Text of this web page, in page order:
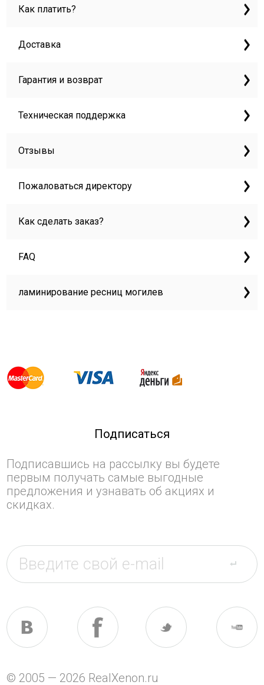
Как платить?
Доставка
Гарантия и возврат
Техническая поддержка
Отзывы
Пожаловаться директору
Как сделать заказ?
FAQ
ламинирование ресниц могилев
Подписаться
Подписавшись на рассылку вы будете
первым получать самые выгодные
предложения и узнавать об акциях и
скидках.
© 2005 — 2026 RealXenon.ru